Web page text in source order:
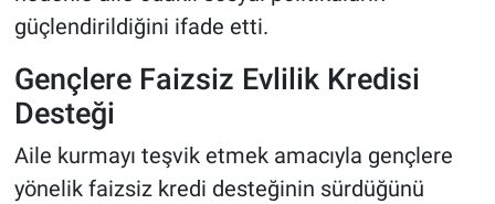
güçlendirildiğini ifade etti.
Gençlere Faizsiz Evlilik Kredisi
Desteği
Aile kurmayı teşvik etmek amacıyla gençlere
yönelik faizsiz kredi desteğinin sürdüğünü